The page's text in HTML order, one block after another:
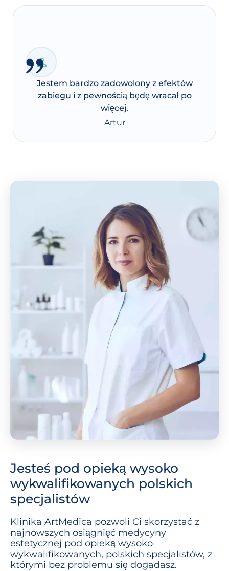
Artur
Jestem bardzo zadowolony z efektów
zabiegu i z pewnością będę wracał po
więcej.
Jesteś pod opieką wysoko
wykwalifikowanych polskich
specjalistów
Klinika ArtMedica pozwoli Ci skorzystać z
najnowszych osiągnięć medycyny
estetycznej pod opieką wysoko
wykwalifikowanych, polskich specjalistów, z
którymi bez problemu się dogadasz.